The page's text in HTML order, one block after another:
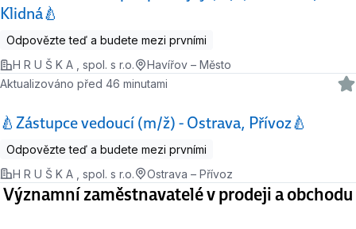
Klidná🍐
Odpovězte teď a budete mezi prvními
H R U Š K A , spol. s r.o.
Havířov – Město
🍐Zástupce vedoucí (m/ž) - Ostrava, Přívoz🍐
Aktualizováno před 46 minutami
Odpovězte teď a budete mezi prvními
H R U Š K A , spol. s r.o.
Ostrava – Přívoz
Významní zaměstnavatelé v prodeji a obchodu